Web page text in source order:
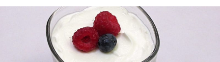
Témata
Recepty